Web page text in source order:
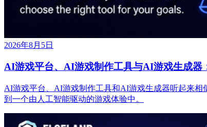
2026年8月5日
AI游戏平台、AI游戏制作工具与AI游戏生成器
AI游戏平台、AI游戏制作工具和AI游戏生成器听起来相
到一个由人工智能驱动的游戏体验中。